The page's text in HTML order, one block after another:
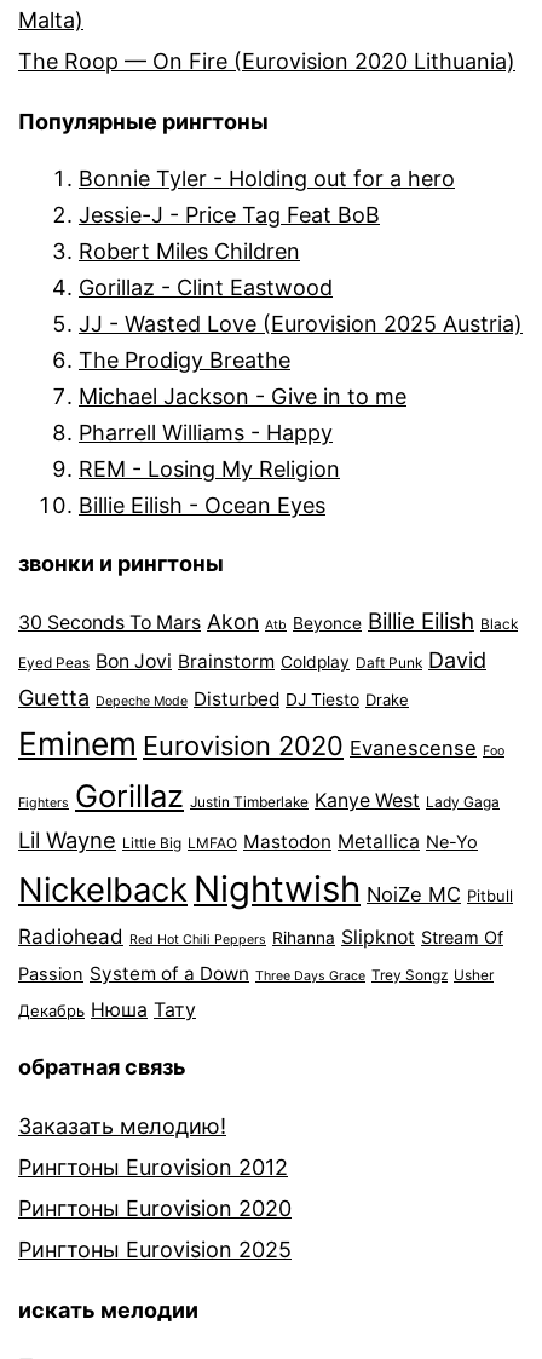
Malta)
The Roop — On Fire (Eurovision 2020 Lithuania)
Популярные рингтоны
Bonnie Tyler - Holding out for a hero
Jessie-J - Price Tag Feat BoB
Robert Miles Children
Gorillaz - Clint Eastwood
JJ - Wasted Love (Eurovision 2025 Austria)
The Prodigy Breathe
Michael Jackson - Give in to me
Pharrell Williams - Happy
REM - Losing My Religion
Billie Eilish - Ocean Eyes
звонки и рингтоны
30 Seconds To Mars Akon Atb Beyonce Billie Eilish Black
Eyed Peas Bon Jovi Brainstorm Coldplay Daft Punk David
Guetta Depeche Mode Disturbed DJ Tiesto Drake
Eminem Eurovision 2020 Evanescense Foo
Fighters Gorillaz Justin Timberlake Kanye West Lady Gaga
Lil Wayne Little Big LMFAO Mastodon Metallica Ne-Yo
Nickelback Nightwish NoiZe MC Pitbull
Radiohead Red Hot Chili Peppers Rihanna Slipknot Stream Of
Passion System of a Down Three Days Grace Trey Songz Usher
Декабрь Нюша Тату
обратная связь
Заказать мелодию!
Рингтоны Eurovision 2012
Рингтоны Eurovision 2020
Рингтоны Eurovision 2025
искать мелодии